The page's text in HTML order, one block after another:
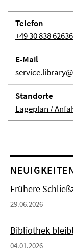
Telefon
+49 30 838 62636
E-Mail
Stand­orte
Lageplan /
Frühere
29.06.2026
Bibliothek
04.01.2026